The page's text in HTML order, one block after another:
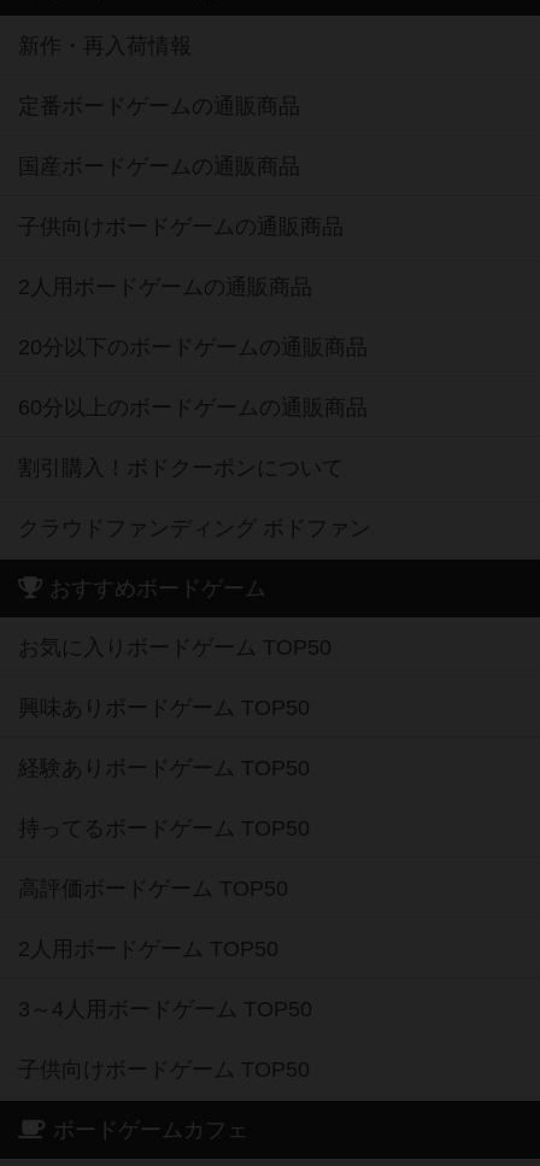
新作・再入荷情報
定番ボードゲームの通販商品
国産ボードゲームの通販商品
子供向けボードゲームの通販商品
2人用ボードゲームの通販商品
20分以下のボードゲームの通販商品
60分以上のボードゲームの通販商品
割引購入！ボドクーポンについて
クラウドファンディング ボドファン
おすすめボードゲーム
お気に入りボードゲーム TOP50
興味ありボードゲーム TOP50
経験ありボードゲーム TOP50
持ってるボードゲーム TOP50
高評価ボードゲーム TOP50
2人用ボードゲーム TOP50
3～4人用ボードゲーム TOP50
子供向けボードゲーム TOP50
ボードゲームカフェ